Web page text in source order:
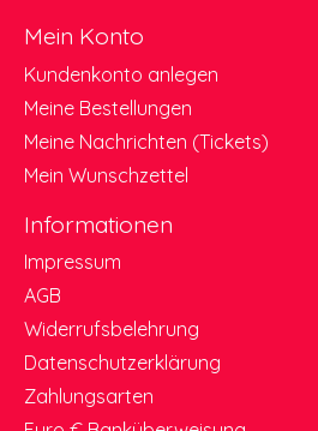
Mein Konto
Kundenkonto anlegen
Meine Bestellungen
Meine Nachrichten (Tickets)
Mein Wunschzettel
Informationen
Impressum
AGB
Widerrufsbelehrung
Datenschutzerklärung
Zahlungsarten